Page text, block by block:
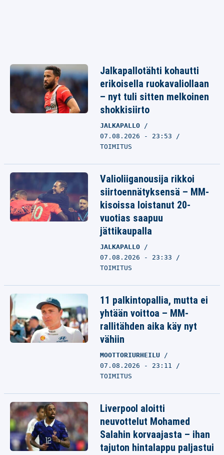
Jalkapallotähti kohautti
erikoisella ruokavaliollaan
– nyt tuli sitten melkoinen
shokkisiirto
JALKAPALLO
07.08.2026 - 23:53
TOIMITUS
Valioliiganousija rikkoi
siirtoennätyksensä – MM-
kisoissa loistanut 20-
vuotias saapuu
jättikaupalla
JALKAPALLO
07.08.2026 - 23:33
TOIMITUS
11 palkintopallia, mutta ei
yhtään voittoa – MM-
rallitähden aika käy nyt
vähiin
MOOTTORIURHEILU
07.08.2026 - 23:11
TOIMITUS
Liverpool aloitti
neuvottelut Mohamed
Salahin korvaajasta – ihan
tajuton hintalappu paljastui